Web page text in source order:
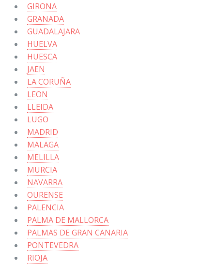
GIRONA
GRANADA
GUADALAJARA
HUELVA
HUESCA
JAEN
LA CORUÑA
LEON
LLEIDA
LUGO
MADRID
MALAGA
MELILLA
MURCIA
NAVARRA
OURENSE
PALENCIA
PALMA DE MALLORCA
PALMAS DE GRAN CANARIA
PONTEVEDRA
RIOJA